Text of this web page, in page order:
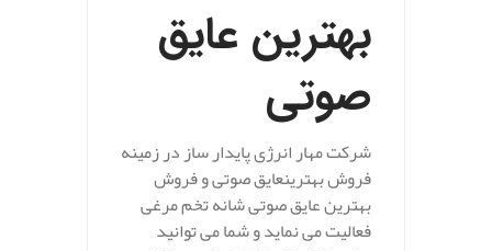
بهترین عایق
صوتی
شرکت مهار انرژی پایدار ساز در زمینه
فروش بهترینعایق صوتی و فروش
بهترین عایق صوتی شانه تخم مرغی
فعالیت می نماید و شما می توانید